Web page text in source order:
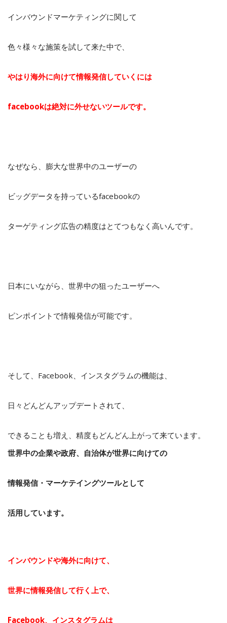
インバウンドマーケティングに関して
色々様々な施策を試して来た中で、
やはり海外に向けて情報発信していくには
facebookは絶対に外せないツールです。
なぜなら、膨大な世界中のユーザーの
ビッグデータを持っているfacebookの
ターゲティング広告の精度はとてつもなく高いんです。
日本にいながら、世界中の狙ったユーザーへ
ピンポイントで情報発信が可能です。
そして、Facebook、インスタグラムの機能は、
日々どんどんアップデートされて、
できることも増え、精度もどんどん上がって来ています。
世界中の企業や政府、自治体が世界に向けての
情報発信・マーケテイングツールとして
活用しています。
インバウンドや海外に向けて、
世界に情報発信して行く上で、
Facebook、インスタグラムは